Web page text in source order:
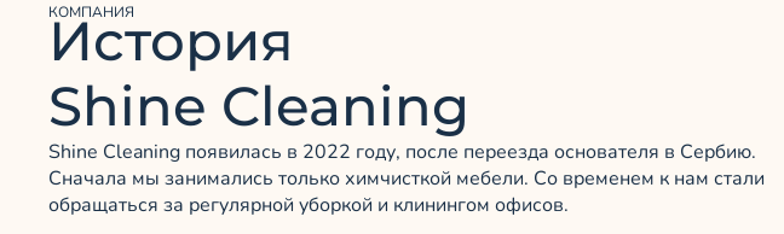
КОМПАНИЯ
История
Shine Cleaning
Shine Cleaning появилась в 2022 году, после переезда основателя в Сербию.
Сначала мы занимались только химчисткой мебели. Со временем к нам стали
обращаться за регулярной уборкой и клинингом офисов.